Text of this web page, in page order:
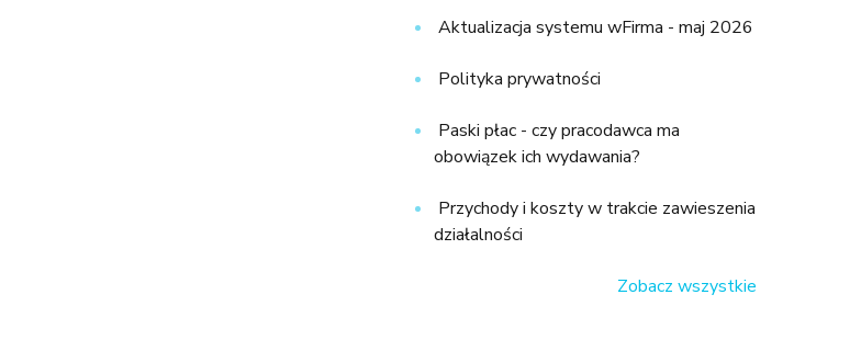
Aktualizacja systemu wFirma - maj 2026
Polityka prywatności
Paski płac - czy pracodawca ma
obowiązek ich wydawania?
Przychody i koszty w trakcie zawieszenia
działalności
Zobacz wszystkie